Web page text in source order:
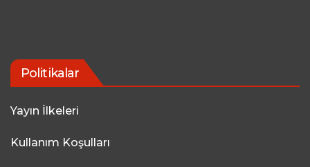
Politikalar
Yayın İlkeleri
Kullanım Koşulları